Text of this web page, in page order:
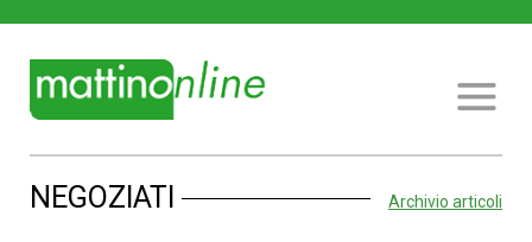
NEGOZIATI Archivio articoli